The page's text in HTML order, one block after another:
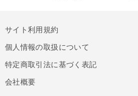
サイト利用規約
個人情報の取扱について
特定商取引法に基づく表記
会社概要